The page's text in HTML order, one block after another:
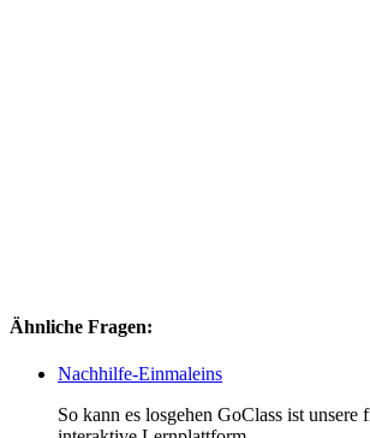
Ähnliche Fragen:
Nachhilfe-Einmaleins
So kann es losgehen GoClass ist unsere